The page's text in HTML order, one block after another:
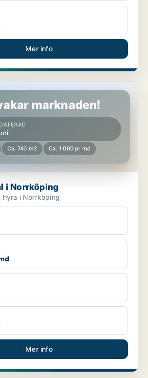
Mer info
marknaden!
Ca. 740 m2 Ca. 1 000 pr md
i Norrköping
hyra i Norrköping
Mer info